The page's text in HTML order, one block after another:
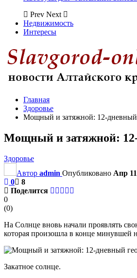
Prev Next
Недвижимость
Интересы
Главная
Здоровье
Мощный и затяжной: 12-дневный
Мощный и затяжной:
Здоровье
Автор admin Опубликовано Апр
0
8
Поделится
0
(0)
На Солнце вновь начали проявлять
которая произошла в конце минувшей
Закатное солнце.